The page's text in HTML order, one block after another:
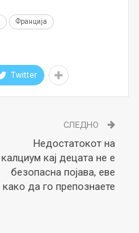
Франција
Twitter
СЛЕДНО
Недостатокот на
калциум кај децата не е
безопасна појава, еве
како да го препознаете